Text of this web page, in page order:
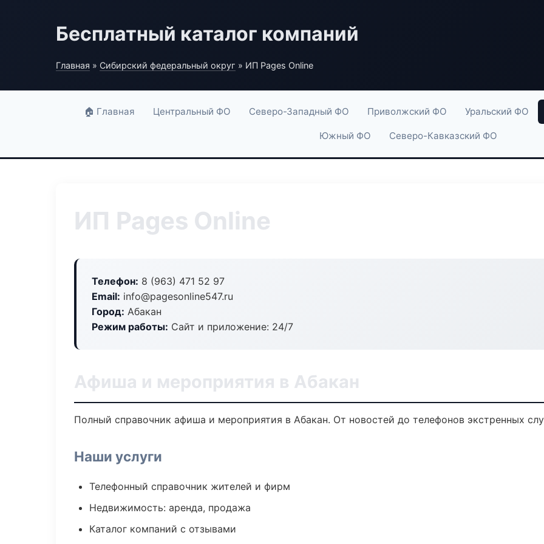
Бесплатный каталог компаний
Главная » Сибирский федеральный округ » ИП Pages Online
🏠 Главная Центральный ФО Северо-Западный ФО Приволжский ФО Уральский ФО
Южный ФО Северо-Кавказский ФО
ИП Pages Online
Телефон: 8 (963) 471 52 97
Email: info@pagesonline547.ru
Город: Абакан
Режим работы: Сайт и приложение: 24/7
Афиша и мероприятия в Абакан
Полный справочник афиша и мероприятия в Абакан. От новостей до телефонов экстренных
Наши услуги
Телефонный справочник жителей и фирм
Недвижимость: аренда, продажа
Каталог компаний с отзывами